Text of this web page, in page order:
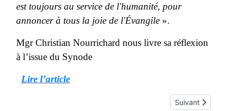
est toujours au service de l'humanité, pour
annoncer à tous la joie de l'Évangile ».
Mgr Christian Nourrichard nous livre sa réflexion
à l’issue du Synode
Lire l’article
Article suivant
Suivant